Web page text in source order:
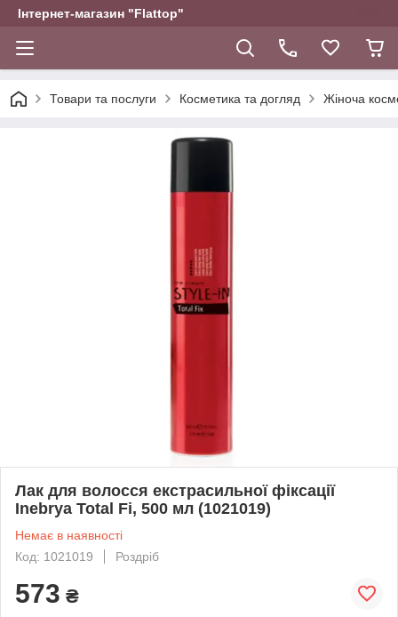
Інтернет-магазин "Flattop"
Товари та послуги Косметика та догляд Жіноча
Лак для волосся екстрасильної фіксації
Inebrya Total Fi, 500 мл (1021019)
Немає в наявності
Код: 1021019
Роздріб
573 ₴